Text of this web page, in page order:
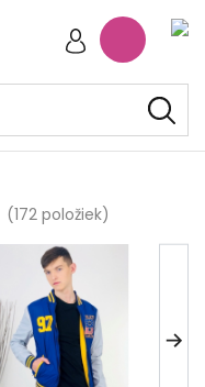
(172 položiek)